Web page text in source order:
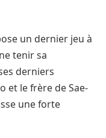
un dernier jeu à
tenir sa
derniers
et le frère de Sae-
une forte